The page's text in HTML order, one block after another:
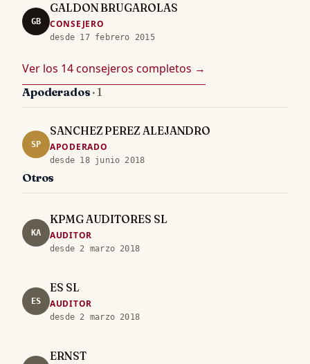
GB
GALDON BRUGAROLAS
CONSEJERO
desde 17 febrero 2015
Ver los 14 consejeros completos →
Apoderados · 1
SP
SANCHEZ PEREZ ALEJANDRO
APODERADO
desde 18 junio 2018
Otros
KA
KPMG AUDITORES SL
AUDITOR
desde 2 marzo 2018
ES
ES SL
AUDITOR
desde 2 marzo 2018
ERNST